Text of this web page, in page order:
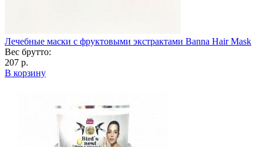
Лечебные маски с фруктовыми экстрактами Banna Hair Mask
Вес брутто:
207 р.
В корзину